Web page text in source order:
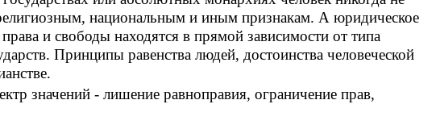
национальным и иным признакам. А юридическое
и свободы находятся в прямой зависимости от типа
Принципы равенства людей, достоинства человеческой
значений - лишение равноправия, ограничение прав,